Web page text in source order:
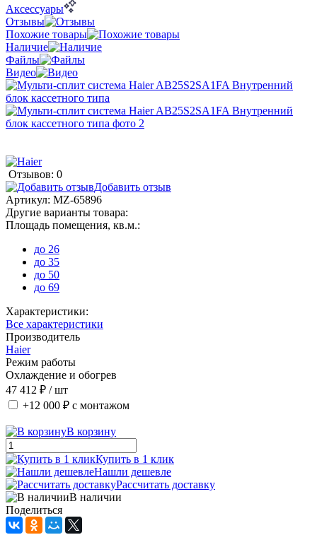
Аксессуары
Отзывы
Похожие товары
Наличие
Файлы
Видео
Отзывов: 0
Добавить отзыв
Артикул: MZ-65896
Другие варианты товара:
Площадь помещения, кв.м.:
до 26
до 35
до 50
до 69
Характеристики:
Все характеристики
Производитель
Haier
Режим работы
Охлаждение и обогрев
47 412 ₽ / шт
+12 000 ₽ с монтажом
В корзину
Купить в 1 клик
Нашли дешевле
Рассчитать доставку
В наличии
Поделиться